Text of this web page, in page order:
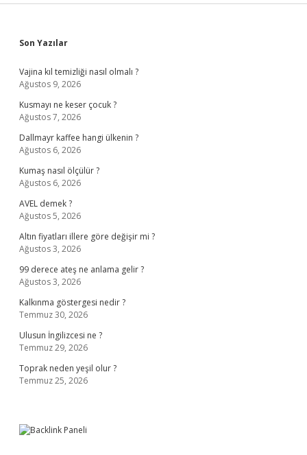
Sidebar
Son Yazılar
Vajina kıl temizliği nasıl olmalı ?
Ağustos 9, 2026
Kusmayı ne keser çocuk ?
Ağustos 7, 2026
Dallmayr kaffee hangi ülkenin ?
Ağustos 6, 2026
Kumaş nasıl ölçülür ?
Ağustos 6, 2026
AVEL demek ?
Ağustos 5, 2026
Altın fiyatları illere göre değişir mi ?
Ağustos 3, 2026
99 derece ateş ne anlama gelir ?
Ağustos 3, 2026
Kalkınma göstergesi nedir ?
Temmuz 30, 2026
Ulusun İngilizcesi ne ?
Temmuz 29, 2026
Toprak neden yeşil olur ?
Temmuz 25, 2026